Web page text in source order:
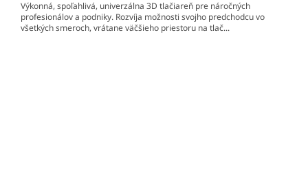
Výkonná, spoľahlivá, univerzálna 3D tlačiareň pre náročných
profesionálov a podniky. Rozvíja možnosti svojho predchodcu vo
všetkých smeroch, vrátane väčšieho priestoru na tlač...